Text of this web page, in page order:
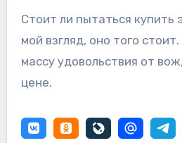
Стоит ли пытаться купить
мой взгляд, оно того
массу удовольствия от
цене.